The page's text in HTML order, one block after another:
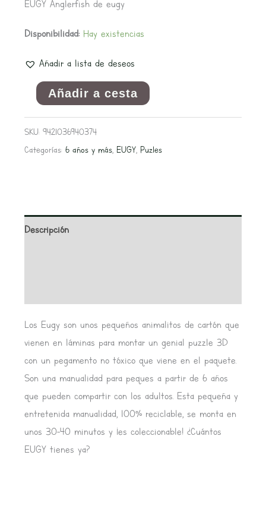
EUGY Anglerfish de eugy
Disponibilidad: Hay existencias
Añadir a lista de deseos
Añadir a cesta
SKU: 9421036940374
Categorías: 6 años y más, EUGY, Puzles
Descripción
Los Eugy son unos pequeños animalitos de cartón que
vienen en láminas para montar un genial puzzle 3D
con un pegamento no tóxico que viene en el paquete.
Son una manualidad para peques a partir de 6 años
que pueden compartir con los adultos. Esta pequeña y
entretenida manualidad, 100% reciclable, se monta en
unos 30-40 minutos y ¡es coleccionable! ¿Cuántos
EUGY tienes ya?